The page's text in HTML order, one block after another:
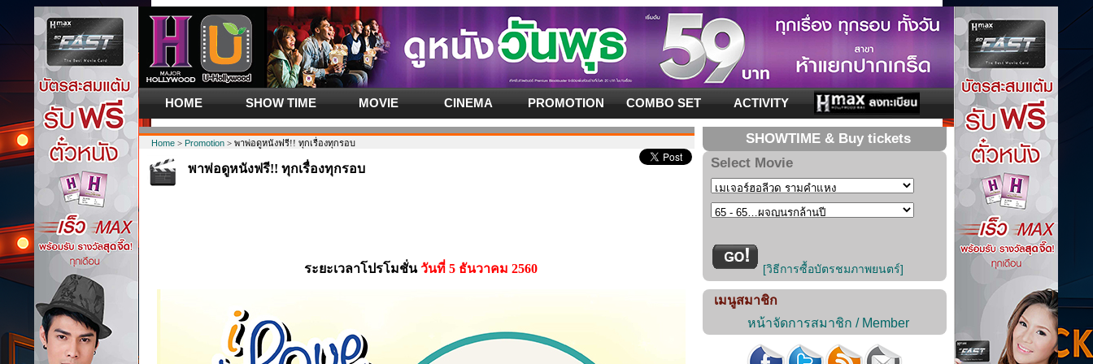
HOME SHOW TIME MOVIE CINEMA PROMOTION COMBO SET ACTIVITY
Home> Promotion> พาพ่อดูหนังฟรี!! ทุกเรื่องทุกรอบ
พาพ่อดูหนังฟรี!! ทุกเรื่องทุกรอบ
ระยะเวลาโปรโมชั่นวันที่ 5 ธันวาคม 2560
SHOWTIME & Buy tickets
Select Movie
[วิธีการซื้อบัตรชมภาพยนตร์]
เมนูสมาชิก
หน้าจัดการสมาชิก / Member